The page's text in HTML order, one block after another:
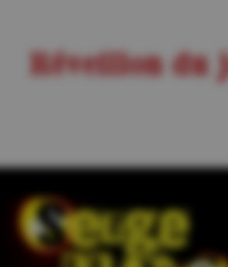
Réveillon du